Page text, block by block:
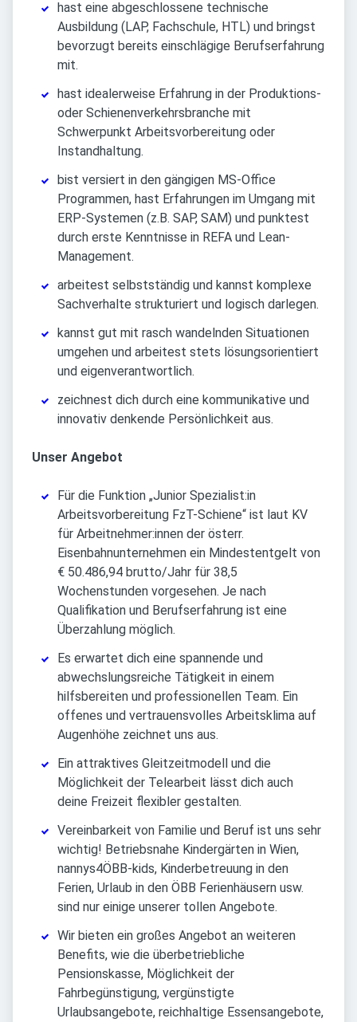
hast eine abgeschlossene technische
Ausbildung (LAP, Fachschule, HTL) und bringst
bevorzugt bereits einschlägige Berufserfahrung
mit.
hast idealerweise Erfahrung in der Produktions-
oder Schienenverkehrsbranche mit
Schwerpunkt Arbeitsvorbereitung oder
Instandhaltung.
bist versiert in den gängigen MS-Office
Programmen, hast Erfahrungen im Umgang mit
ERP-Systemen (z.B. SAP, SAM) und punktest
durch erste Kenntnisse in REFA und Lean-
Management.
arbeitest selbstständig und kannst komplexe
Sachverhalte strukturiert und logisch darlegen.
kannst gut mit rasch wandelnden Situationen
umgehen und arbeitest stets lösungsorientiert
und eigenverantwortlich.
zeichnest dich durch eine kommunikative und
innovativ denkende Persönlichkeit aus.
Unser Angebot
Für die Funktion „Junior Spezialist:in
Arbeitsvorbereitung FzT-Schiene“ ist laut KV
für Arbeitnehmer:innen der österr.
Eisenbahnunternehmen ein Mindestentgelt von
€ 50.486,94 brutto/Jahr für 38,5
Wochenstunden vorgesehen. Je nach
Qualifikation und Berufserfahrung ist eine
Überzahlung möglich.
Es erwartet dich eine spannende und
abwechslungsreiche Tätigkeit in einem
hilfsbereiten und professionellen Team. Ein
offenes und vertrauensvolles Arbeitsklima auf
Augenhöhe zeichnet uns aus.
Ein attraktives Gleitzeitmodell und die
Möglichkeit der Telearbeit lässt dich auch
deine Freizeit flexibler gestalten.
Vereinbarkeit von Familie und Beruf ist uns sehr
wichtig! Betriebsnahe Kindergärten in Wien,
nannys4ÖBB-kids, Kinderbetreuung in den
Ferien, Urlaub in den ÖBB Ferienhäusern usw.
sind nur einige unserer tollen Angebote.
Wir bieten ein großes Angebot an weiteren
Benefits, wie die überbetriebliche
Pensionskasse, Möglichkeit der
Fahrbegünstigung, vergünstigte
Urlaubsangebote, reichhaltige Essensangebote,